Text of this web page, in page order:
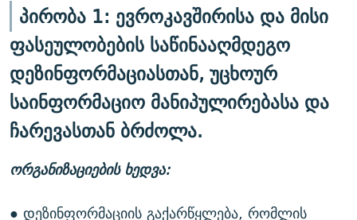
პირობა 1: ევროკავშირისა და მისი
ფასეულობების საწინააღმდეგო
დეზინფორმაციასთან, უცხოურ
საინფორმაციო მანიპულირებასა და
ჩარევასთან ბრძოლა.
ორგანიზაციების ხედვა:
● დეზინფორმაციის გაქარწყლება, რომლის